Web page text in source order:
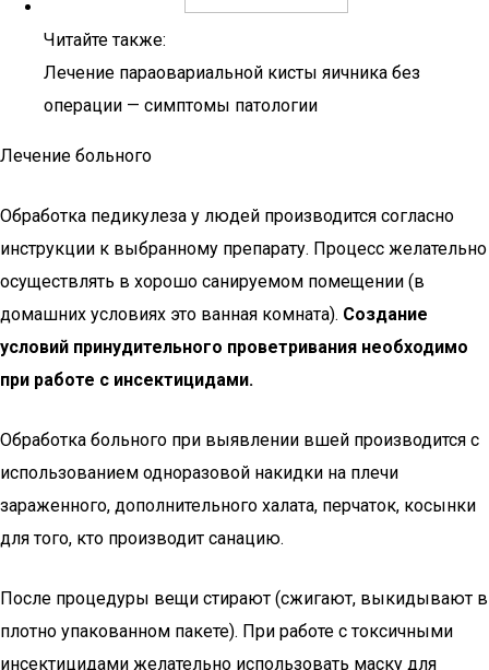
Читайте также:
Лечение параовариальной кисты яичника без
операции — симптомы патологии
Лечение больного
Обработка педикулеза у людей производится согласно
инструкции к выбранному препарату. Процесс желательно
осуществлять в хорошо санируемом помещении (в
домашних условиях это ванная комната). Создание
условий принудительного проветривания необходимо
при работе с инсектицидами.
Обработка больного при выявлении вшей производится с
использованием одноразовой накидки на плечи
зараженного, дополнительного халата, перчаток, косынки
для того, кто производит санацию.
После процедуры вещи стирают (сжигают, выкидывают в
плотно упакованном пакете). При работе с токсичными
инсектицидами желательно использовать маску для